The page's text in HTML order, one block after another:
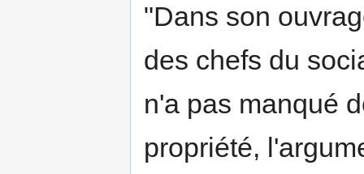
"Dans son
des chefs du
n'a pas manqué
propriété,